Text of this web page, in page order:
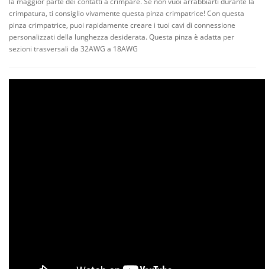
crimpatura, ti consiglio vivamente questa pinza crimpatrice! Con questa
pinza crimpatrice, puoi rapidamente creare i tuoi cavi di connessione
personalizzati della lunghezza desiderata. Questa pinza è adatta per
sezioni trasversali da 32AWG a 18AWG